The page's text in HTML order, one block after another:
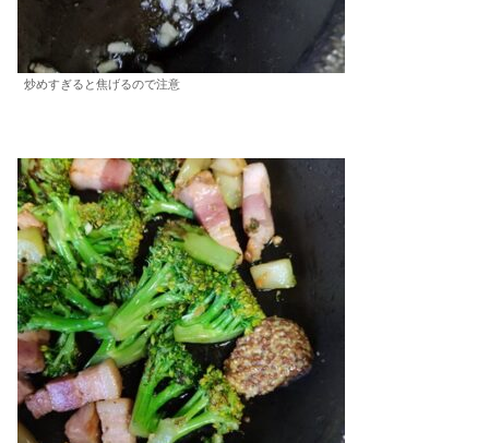
炒めすぎると焦げるので注意